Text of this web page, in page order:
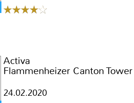
Activa
Flammenheizer Canton Tower
24.02.2020